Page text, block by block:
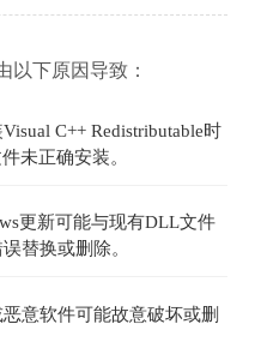
以下原因导致：
C++ Redistributable时
未正确安装。
更新可能与现有DLL文件
替换或删除。
意软件可能故意破坏或删